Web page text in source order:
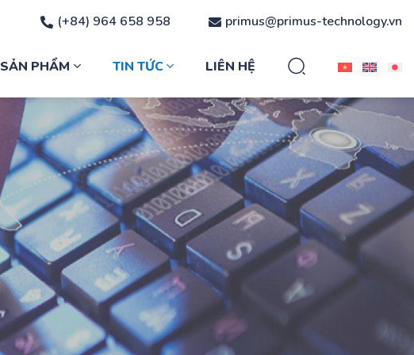
(+84) 964 658 958 primus@primus-technology.vn
SẢN PHẨM TIN TỨC LIÊN HỆ